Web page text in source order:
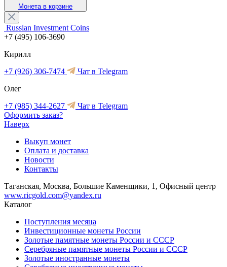
Монета в корзине
Russian Investment Coins
+7 (495) 106-3690
Кирилл
+7 (926) 306-7474
Чат в Telegram
Олег
+7 (985) 344-2627
Чат в Telegram
Оформить заказ?
Наверх
Выкуп монет
Оплата и доставка
Новости
Контакты
Таганская, Москва, Большие Каменщики, 1, Офисный центр
www.ricgold.com@yandex.ru
Каталог
Поступления месяца
Инвестиционные монеты России
Золотые памятные монеты России и СССР
Серебряные памятные монеты России и СССР
Золотые иностранные монеты